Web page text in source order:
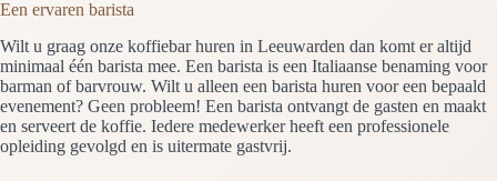
Een ervaren barista
Wilt u graag onze koffiebar huren in Leeuwarden dan komt er altijd
minimaal één barista mee. Een barista is een Italiaanse benaming voor
barman of barvrouw. Wilt u alleen een barista huren voor een bepaald
evenement? Geen probleem! Een barista ontvangt de gasten en maakt
en serveert de koffie. Iedere medewerker heeft een professionele
opleiding gevolgd en is uitermate gastvrij.